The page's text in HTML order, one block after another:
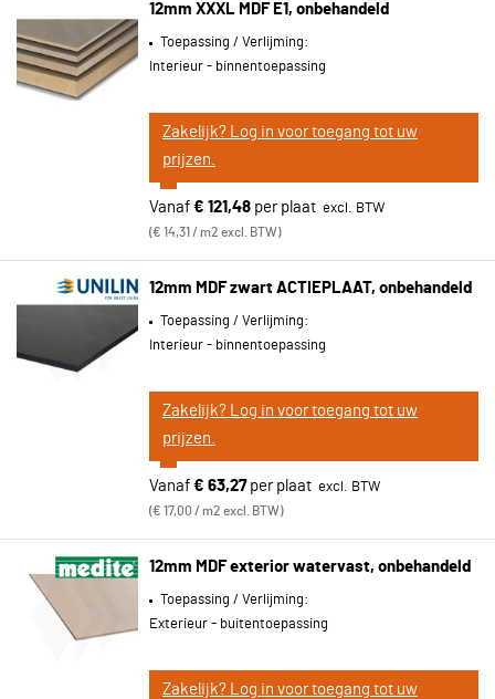
12mm XXXL MDF E1, onbehandeld
Toepassing / Verlijming:
Interieur - binnentoepassing
Zakelijk? Log in voor toegang tot uw
prijzen.
Vanaf € 121,48 per plaat
€ 14,31 / m2 excl. BTW
12mm MDF zwart ACTIEPLAAT, onbehandeld
Toepassing / Verlijming:
Interieur - binnentoepassing
Zakelijk? Log in voor toegang tot uw
prijzen.
Vanaf € 63,27 per plaat
€ 17,00 / m2 excl. BTW
12mm MDF exterior watervast, onbehandeld
Toepassing / Verlijming:
Exterieur - buitentoepassing
Zakelijk? Log in voor toegang tot uw